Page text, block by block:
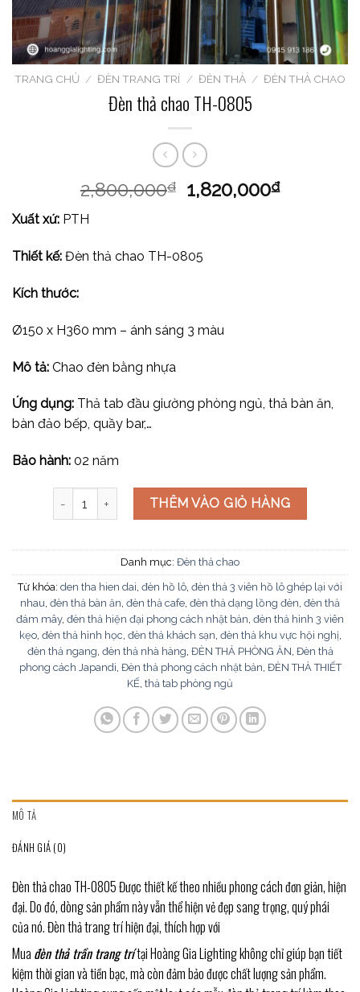
TRANG CHỦ / ĐÈN TRANG TRÍ / ĐÈN THẢ / ĐÈN THẢ CHAO
Đèn thả chao TH-0805
2,800,000₫ 1,820,000₫
Xuất xứ: PTH
Thiết kế: Đèn thả chao TH-0805
Kích thước:
Ø150 x H360 mm – ánh sáng 3 màu
Mô tả: Chao đèn bằng nhựa
Ứng dụng: Thả tab đầu giường phòng ngủ, thả bàn ăn,
bàn đảo bếp, quầy bar,…
Bảo hành: 02 năm
Đèn thả chao TH-0805 số lượng
THÊM VÀO GIỎ HÀNG
Danh mục: Đèn thả chao
Từ khóa: den tha hien dai đèn hồ lô đèn thả 3 viên hồ lô ghép lại với
nhau đèn thả bàn ăn đèn thả cafe đèn thả dạng lồng đèn đèn thả
đám mây, đèn thả hiện đại phong cách nhật bản đèn thả hình 3 viên
kẹo, đèn thả hình học đèn thả khách sạn đèn thả khu vực hội nghị
đèn thả ngang đèn thả nhà hàng ĐÈN THẢ PHÒNG ĂN Đèn thả
phong cách Japandi Đèn thả phong cách nhật bản ĐÈN THẢ THIẾT
KẾ thả tab phòng ngủ
MÔ TẢ
ĐÁNH GIÁ (0)
Đèn thả chao TH-0805 Được thiết kế theo nhiều phong cách đơn giản, hiện
đại. Do đó, dòng sản phẩm này vẫn thể hiện vẻ đẹp sang trọng, quý phái
của nó. Đèn thả trang trí hiện đại, thích hợp với
Mua đèn thả trần trang trítại Hoàng Gia Lighting không chỉ giúp bạn tiết
kiệm thời gian và tiền bạc, mà còn đảm bảo được chất lượng sản phẩm.